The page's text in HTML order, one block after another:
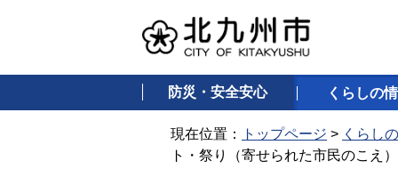
防災・安全安心 くらしの
現在位置： トップページ > くらし
ト・祭り（寄せられた市民のこえ）